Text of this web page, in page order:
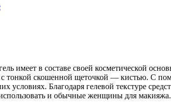
имеет в составе своей косметической
тонкой скошенной щеточкой — кистью. С
условиях. Благодаря гелевой текстуре
и обычные женщины для макияжа.